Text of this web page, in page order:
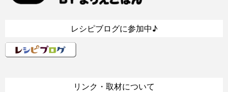
レシピブログに参加中♪
リンク・取材について